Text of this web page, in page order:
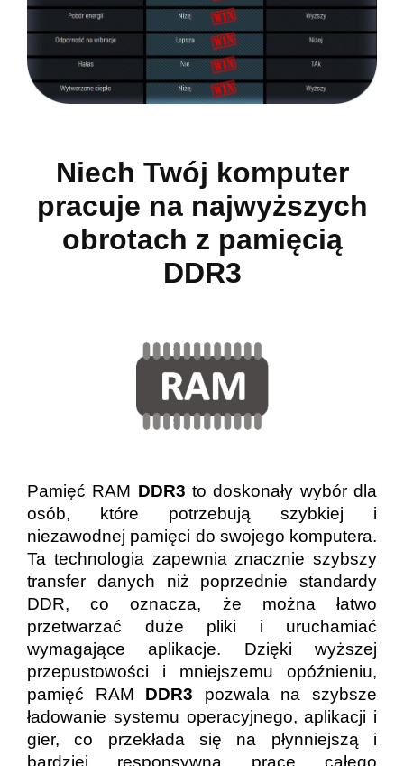
Niech Twój komputer
pracuje na najwyższych
obrotach z pamięcią
DDR3
Pamięć RAM DDR3 to doskonały wybór dla
osób, które potrzebują szybkiej i
niezawodnej pamięci do swojego komputera.
Ta technologia zapewnia znacznie szybszy
transfer danych niż poprzednie standardy
DDR, co oznacza, że można łatwo
przetwarzać duże pliki i uruchamiać
wymagające aplikacje. Dzięki wyższej
przepustowości i mniejszemu opóźnieniu,
pamięć RAM DDR3 pozwala na szybsze
ładowanie systemu operacyjnego, aplikacji i
gier, co przekłada się na płynniejszą i
bardziej responsywną pracę całego